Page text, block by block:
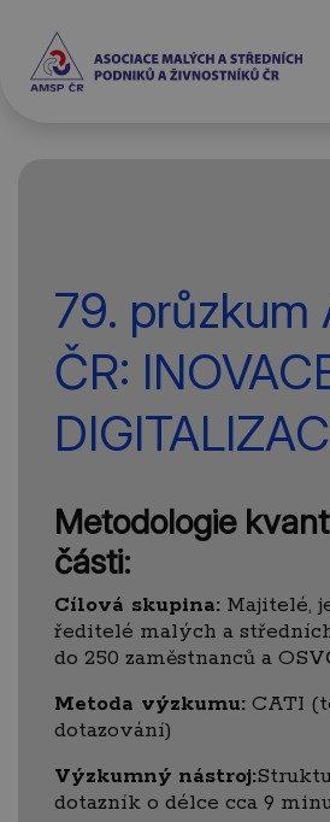
79. průzkum
ČR:
Metodologie
části:
Cílová skupina: Majitelé,
ředitelé malých a
do 250 zaměstnanců a
Metoda výzkumu: CATI
dotazování)
Výzkumný nástroj:
dotazník o délce cca 9